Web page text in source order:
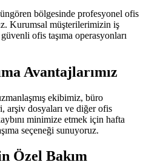
bölgesinde profesyonel ofis
Kurumsal müşterilerimizin iş
ofis taşıma operasyonları
Avantajlarımız
ekibimiz, büro
arşiv dosyaları ve diğer ofis
minimize etmek için hafta
seçeneği sunuyoruz.
Özel Bakım